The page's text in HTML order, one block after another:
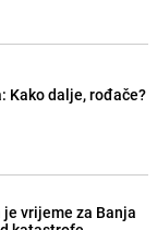
Kako dalje, rođače?
vrijeme za Banja